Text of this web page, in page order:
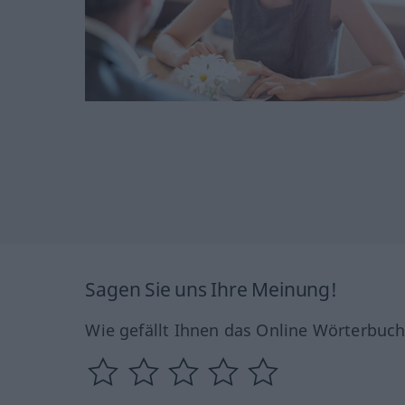
Sagen Sie uns Ihre Meinung!
Wie gefällt Ihnen das Online